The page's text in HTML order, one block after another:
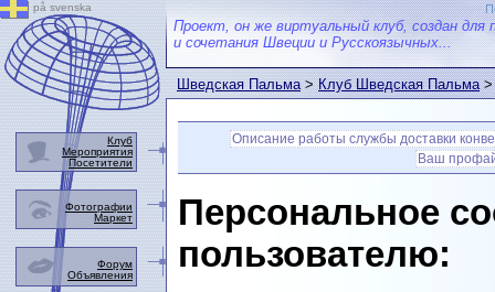
Проект, он же виртуальный клуб, создан для
и сочетания Швеции и Русскоязычных...
Шведская Пальма>Клуб Шведская Пальма>
Описание работы службы доставки
Ваш
Персональное
пользователю:
på svenska
Клуб
Мероприятия
Посетители
Фотографии
Маркет
Форум
Объявления